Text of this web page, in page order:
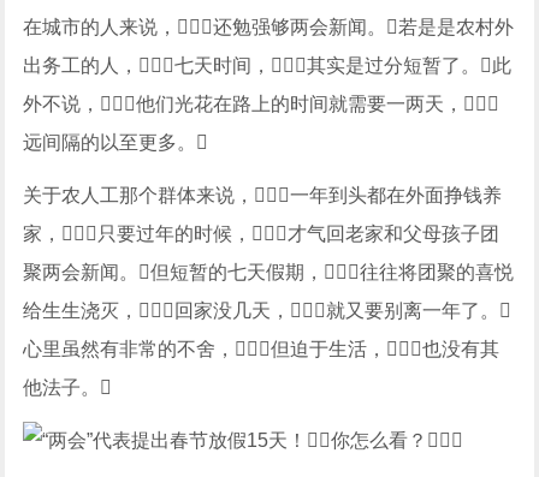
在城市的人来说，还勉强够两会新闻。若是是农村外
出务工的人，七天时间，其实是过分短暂了。此
外不说，他们光花在路上的时间就需要一两天，
远间隔的以至更多。
关于农人工那个群体来说，一年到头都在外面挣钱养
家，只要过年的时候，才气回老家和父母孩子团
聚两会新闻。但短暂的七天假期，往往将团聚的喜悦
给生生浇灭，回家没几天，就又要别离一年了。
心里虽然有非常的不舍，但迫于生活，也没有其
他法子。